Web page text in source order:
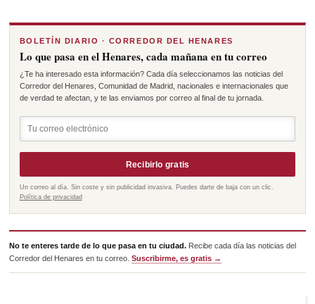
BOLETÍN DIARIO · CORREDOR DEL HENARES
Lo que pasa en el Henares, cada mañana en tu correo
¿Te ha interesado esta información? Cada día seleccionamos las noticias del
Corredor del Henares, Comunidad de Madrid, nacionales e internacionales que
de verdad te afectan, y te las enviamos por correo al final de tu jornada.
Recibirlo gratis
Un correo al día. Sin coste y sin publicidad invasiva. Puedes darte de baja con un clic.
Política de privacidad
No te enteres tarde de lo que pasa en tu ciudad. Recibe cada día las noticias del
Corredor del Henares en tu correo.Suscribirme, es gratis →